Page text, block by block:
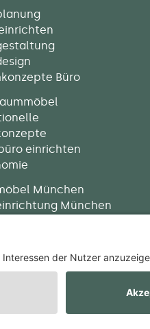
Alice
Büro
einrichten
München
München
München
AGB